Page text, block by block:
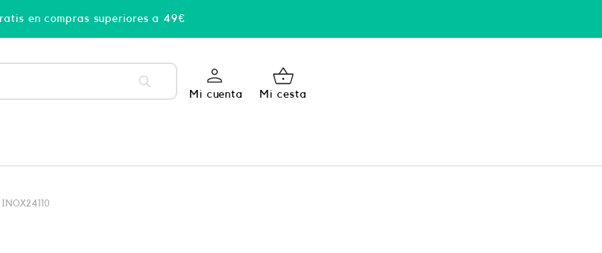
en compras superiores a 49€
Mi cuenta Mi cesta
INOX24110